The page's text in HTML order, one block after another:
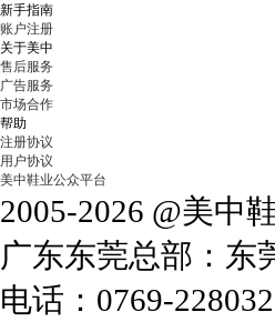
新手指南
账户注册
关于美中
售后服务
广告服务
市场合作
帮助
注册协议
用户协议
美中鞋业公众平台
2005-2026 @美中
广东东莞总部：东
电话：0769-